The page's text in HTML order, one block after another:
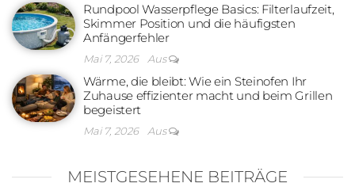
Rundpool Wasserpflege Basics: Filterlaufzeit,
Skimmer Position und die häufigsten
Anfängerfehler
Mai 7, 2026 Aus
Wärme, die bleibt: Wie ein Steinofen Ihr
Zuhause effizienter macht und beim Grillen
begeistert
Mai 7, 2026 Aus
MEISTGESEHENE BEITRÄGE